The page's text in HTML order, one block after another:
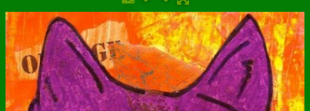
POUR DÉBUTER▼
COMPRENDRE LE CHIEN▼
VISUELS ▼
ANNUAIRE